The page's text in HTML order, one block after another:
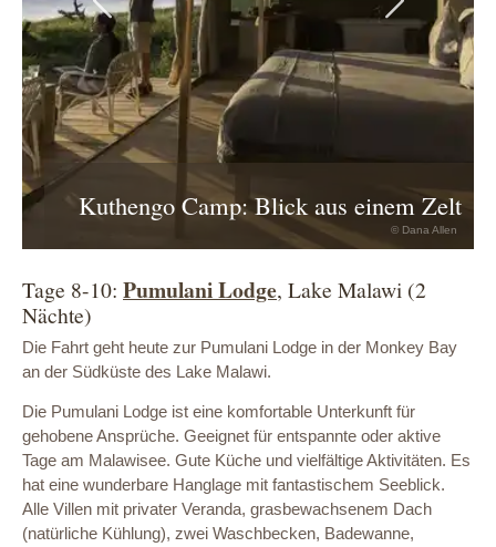
© Dana Allen
Kuthengo Camp: Blick aus einem Zelt
Previous Next
Tage 8-10: Pumulani Lodge, Lake Malawi (2
Nächte)
Die Fahrt geht heute zur Pumulani Lodge in der Monkey Bay
an der Südküste des Lake Malawi.
Die Pumulani Lodge ist eine komfortable Unterkunft für
gehobene Ansprüche. Geeignet für entspannte oder aktive
Tage am Malawisee. Gute Küche und vielfältige Aktivitäten. Es
hat eine wunderbare Hanglage mit fantastischem Seeblick.
Alle Villen mit privater Veranda, grasbewachsenem Dach
(natürliche Kühlung), zwei Waschbecken, Badewanne,